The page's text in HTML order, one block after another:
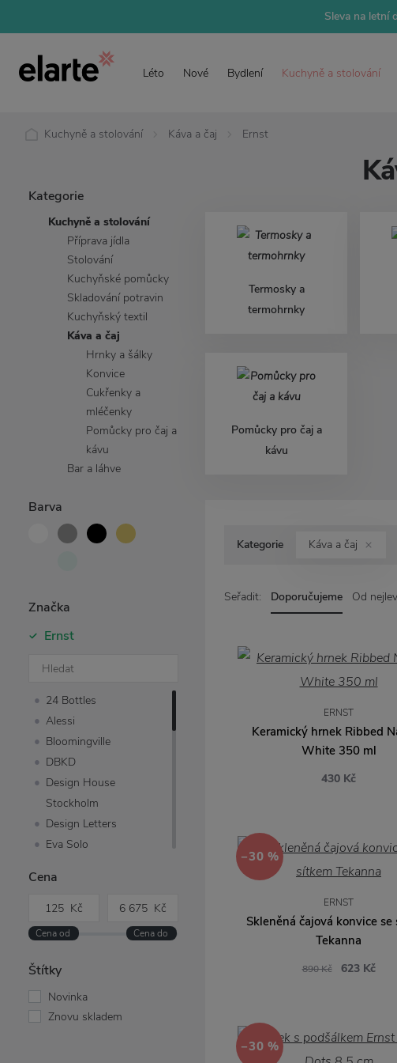
Sleva na letní
Léto Nové Bydlení Kuchyně a stolování
Kuchyně a stolování Káva a čaj Ernst
Kategorie
Kuchyně a stolování
Příprava jídla
Stolování
Kuchyňské pomůcky
Skladování potravin
Kuchyňský textil
Káva a čaj
Hrnky a šálky
Konvice
Cukřenky a
mléčenky
Pomůcky pro čaj a
kávu
Bar a láhve
Barva
Značka
Ernst
24 Bottles
Alessi
Bloomingville
DBKD
Design House
Stockholm
Design Letters
Eva Solo
Garden Trading
Green Gate
HAY
Ib Laursen
Kähler
Cena
Štítky
Novinka
Znovu skladem
Termosky a
termohrnky
Pomůcky pro čaj a
kávu
Kategorie Káva a čaj
Seřadit: Doporučujeme Od
ERNST
Keramický hrnek Ribbed
White 350 ml
430 Kč
−30 %
ERNST
Skleněná čajová konvice se
Tekanna
890 Kč 623 Kč
−30 %